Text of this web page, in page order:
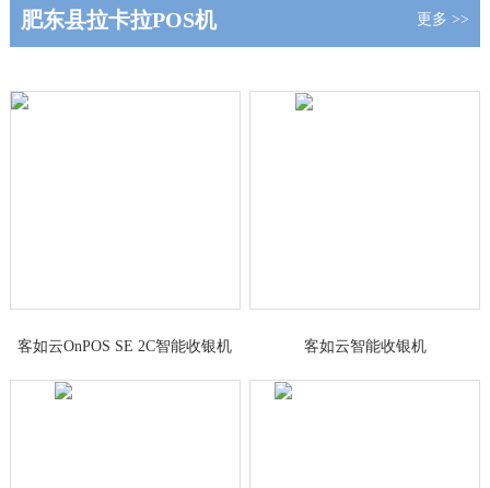
肥东县拉卡拉POS机 更多 >>
客如云OnPOS SE 2C智能收银机 客如云智能收银机